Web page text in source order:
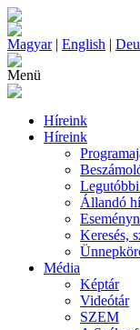
Magyar| English |
Menü
Híreink
Híreink
Állandó
Keresés,
Média
Képtár
Videótár
SZEM